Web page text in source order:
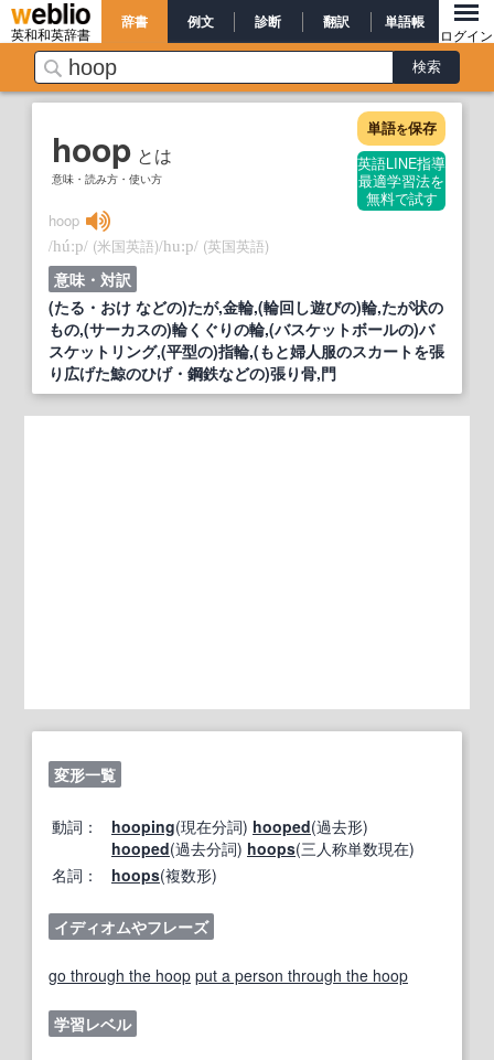
英和和英辞書
辞書 例文 診断 翻訳 単語帳
ログイン
hoop とは
意味・読み方・使い方
単語を保存
英語LINE指導
最適学習法を
無料で試す
hoop
/húːp/ (米国英語)/hu:p/ (英国英語)
意味・対訳
(たる・おけ などの)たが,金輪,(輪回し遊びの)輪,たが状の
もの,(サーカスの)輪くぐりの輪,(バスケットボールの)バ
スケットリング,(平型の)指輪,(もと婦人服のスカートを張
り広げた鯨のひげ・鋼鉄などの)張り骨,門
変形一覧
動詞： hooping(現在分詞) hooped(過去形)
hooped(過去分詞) hoops(三人称単数現在)
名詞：
hoops(複数形)
イディオムやフレーズ
go through the hoop put a person through the hoop
学習レベル